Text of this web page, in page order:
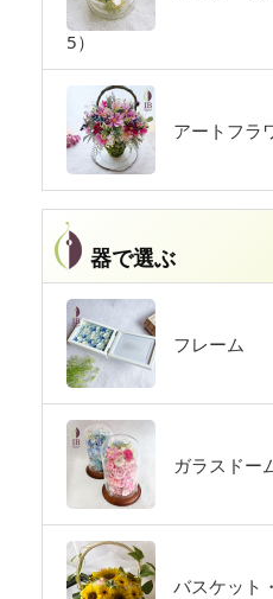
5）
アートフラ
器で選ぶ
フレーム
ガラスドー
バスケット